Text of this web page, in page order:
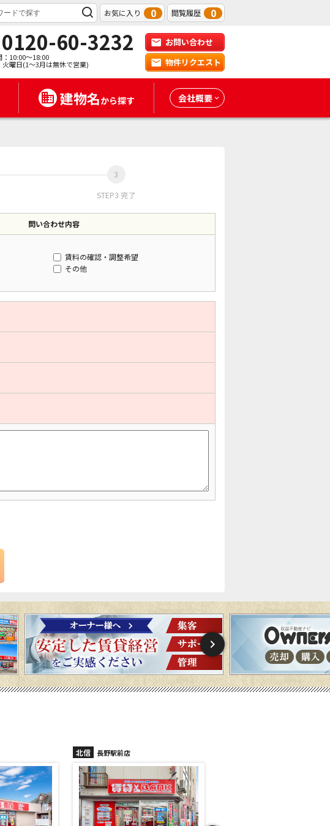
お気に入り 0 閲覧履歴 0
0120-60-3232
：10:00～18:00
火曜日(1～3月は無休で営業)
お問い合わせ
物件リクエスト
建物名から探す 会社概要
STEP3 完了
問い合わせ内容
賃料の確認・調整希望
その他
北信 長野稲里店